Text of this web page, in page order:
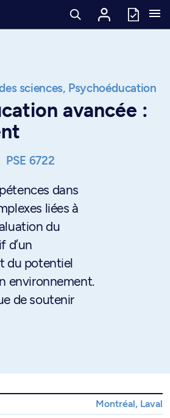
sciences, Psychoéducation
avancée :
PSE 6722
dans
liées à
du
d’un
du potentiel
environnement.
de soutenir
Montréal, Laval